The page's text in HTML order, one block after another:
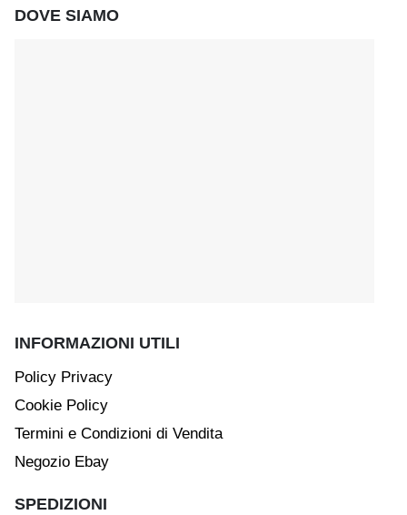
DOVE SIAMO
INFORMAZIONI UTILI
Policy Privacy
Cookie Policy
Termini e Condizioni di Vendita
Negozio Ebay
SPEDIZIONI